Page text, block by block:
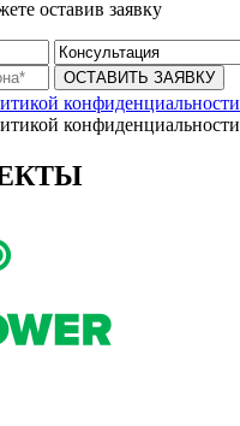
оставив заявку
ОСТАВИТЬ ЗАЯВКУ
конфиденциальности
конфиденциальности